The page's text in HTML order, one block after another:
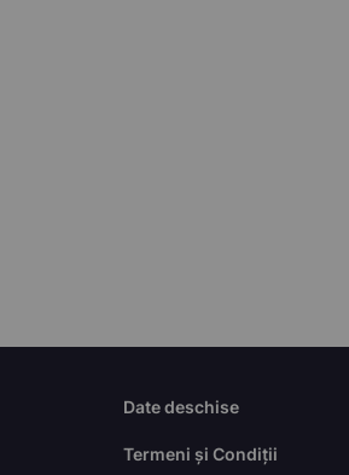
Date deschise
Termeni și Condiții